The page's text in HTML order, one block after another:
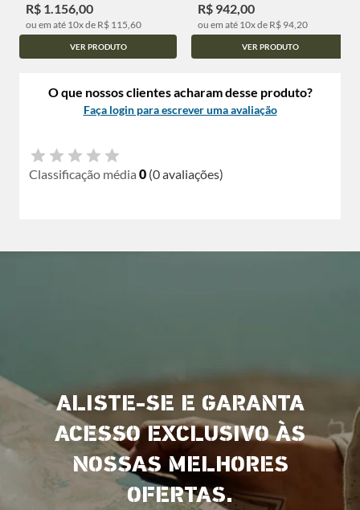
R$ 1.156,00
ou em até 10x de R$ 115,60
VER PRODUTO
R$ 942,00
ou em até 10x de R$ 94,20
VER PRODUTO
O que nossos clientes acharam desse produto?
Faça login para escrever uma avaliação
Classificação média 0 (0 avaliações)
ALISTE-SE E GARANTA
ACESSO EXCLUSIVO ÀS
NOSSAS MELHORES
OFERTAS.